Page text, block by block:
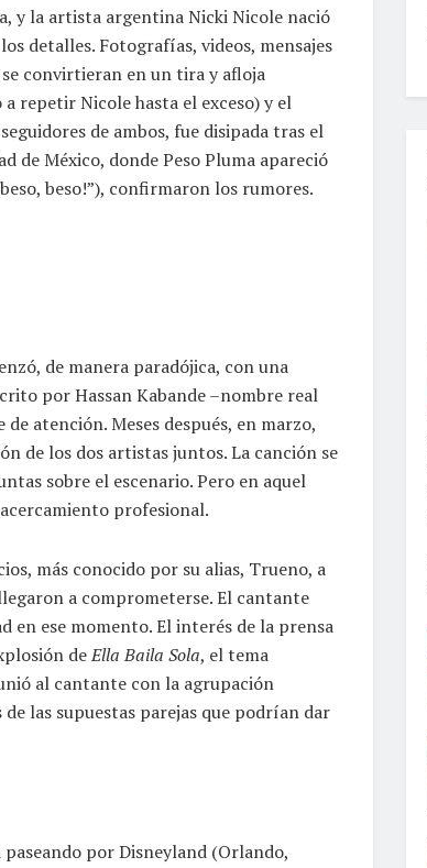
y la artista argentina Nicki Nicole nació
detalles. Fotografías, videos, mensajes
convirtieran en un tira y afloja
repetir Nicole hasta el exceso) y el
de ambos, fue disipada tras el
de México, donde Peso Pluma apareció
beso!”), confirmaron los rumores.
de manera paradójica, con una
por Hassan Kabande –nombre real
atención. Meses después, en marzo,
de los dos artistas juntos. La canción se
sobre el escenario. Pero en aquel
profesional.
más conocido por su alias, Trueno, a
a comprometerse. El cantante
en ese momento. El interés de la prensa
deElla Baila Sola, el tema
al cantante con la agrupación
las supuestas parejas que podrían dar
por Disneyland (Orlando,